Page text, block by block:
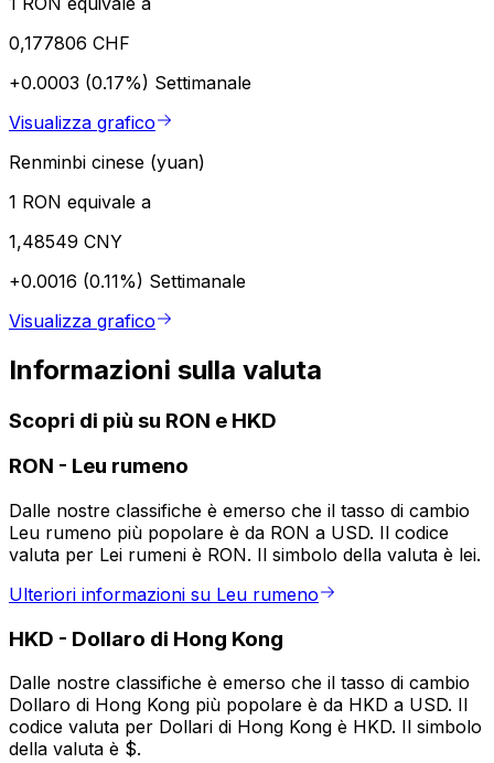
0,177806 CHF
+0.0003 (0.17%) Settimanale
Visualizza grafico
Renminbi cinese (yuan)
1 RON equivale a
1,48549 CNY
+0.0016 (0.11%) Settimanale
Visualizza grafico
Informazioni sulla valuta
Scopri di più su RON e HKD
RON - Leu rumeno
Dalle nostre classifiche è emerso che il tasso di cambio
Leu rumeno più popolare è da RON a USD. Il codice
valuta per Lei rumeni è RON. Il simbolo della valuta è lei.
Ulteriori informazioni su Leu rumeno
HKD - Dollaro di Hong Kong
Dalle nostre classifiche è emerso che il tasso di cambio
Dollaro di Hong Kong più popolare è da HKD a USD. Il
codice valuta per Dollari di Hong Kong è HKD. Il simbolo
della valuta è $.